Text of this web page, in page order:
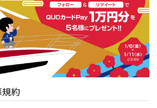
約